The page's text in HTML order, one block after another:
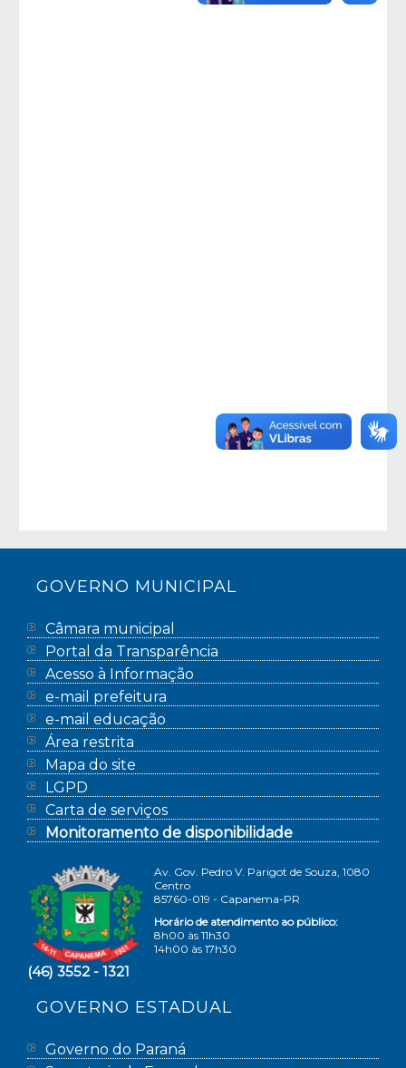
GOVERNO MUNICIPAL
Câmara municipal
Portal da Transparência
Acesso à Informação
e-mail prefeitura
e-mail educação
Área restrita
Mapa do site
LGPD
Carta de serviços
Monitoramento de disponibilidade
Av. Gov. Pedro V. Parigot de Souza, 1080
Centro
85760-019 - Capanema-PR
Horário de atendimento ao público:
8h00 às 11h30
14h00 às 17h30
(46) 3552 - 1321
GOVERNO ESTADUAL
Governo do Paraná